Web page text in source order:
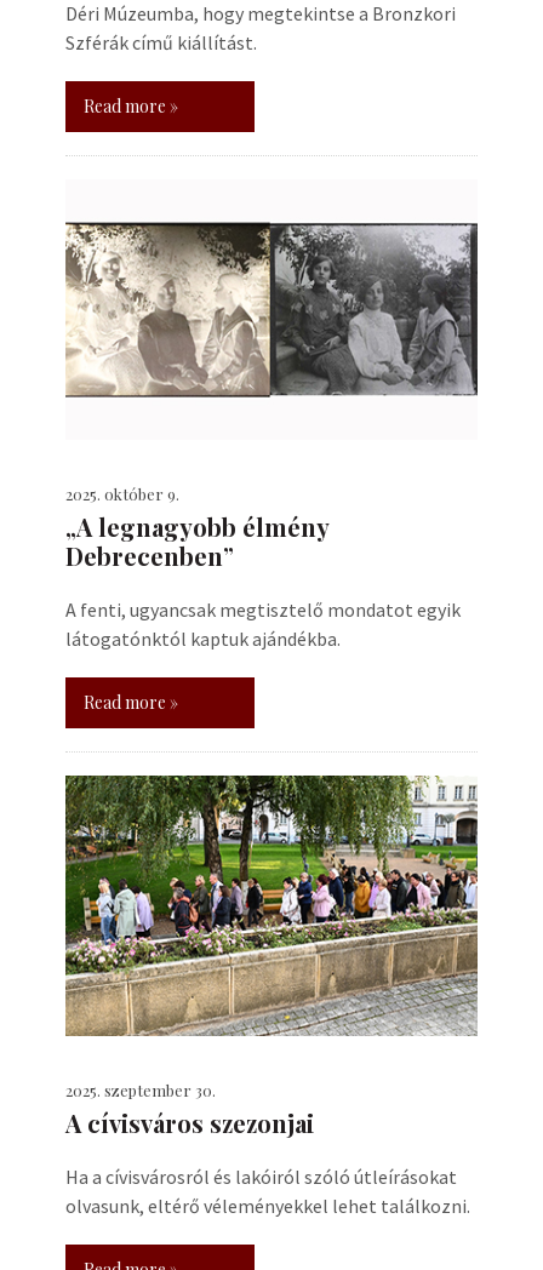
Déri Múzeumba, hogy megtekintse a Bronzkori
Szférák című kiállítást.
Read more »
2025. október 9.
„A legnagyobb élmény
Debrecenben”
A fenti, ugyancsak megtisztelő mondatot egyik
látogatónktól kaptuk ajándékba.
Read more »
2025. szeptember 30.
A cívisváros szezonjai
Ha a cívisvárosról és lakóiról szóló útleírásokat
olvasunk, eltérő véleményekkel lehet találkozni.